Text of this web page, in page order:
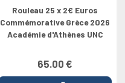
Rouleau 25 x 2€ Euros
Commémorative Grèce 2026
Académie d'Athènes UNC
65.00 €